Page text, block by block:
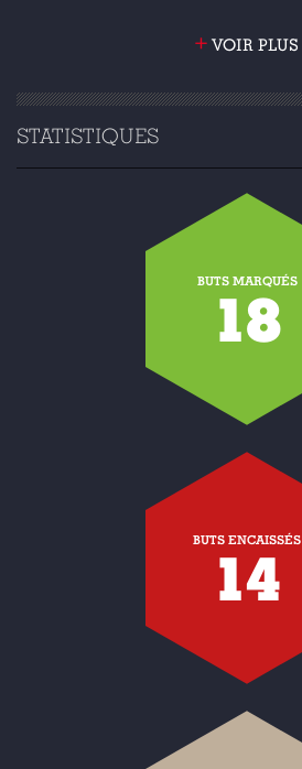
+ VOIR PLUS
STATISTIQUES
BUTS MARQUÉS
18
BUTS ENCAISSÉS
14